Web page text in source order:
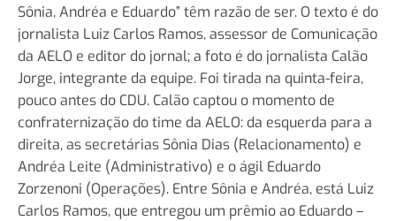
Sônia, Andréa e Eduardo” têm razão de ser. O texto é do
jornalista Luiz Carlos Ramos, assessor de Comunicação
da AELO e editor do jornal; a foto é do jornalista Calão
Jorge, integrante da equipe. Foi tirada na quinta-feira,
pouco antes do CDU. Calão captou o momento de
confraternização do time da AELO: da esquerda para a
direita, as secretárias Sônia Dias (Relacionamento) e
Andréa Leite (Administrativo) e o ágil Eduardo
Zorzenoni (Operações). Entre Sônia e Andréa, está Luiz
Carlos Ramos, que entregou um prêmio ao Eduardo –